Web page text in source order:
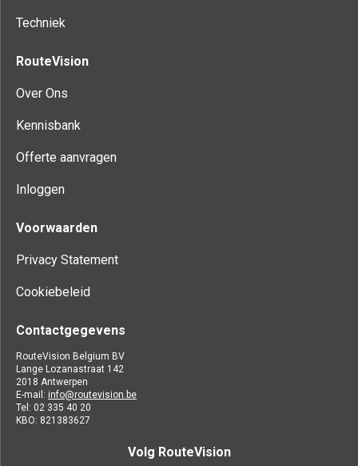
Techniek
RouteVision
Over Ons
Kennisbank
Offerte aanvragen
Inloggen
Voorwaarden
Privacy Statement
Cookiebeleid
Contactgegevens
RouteVision Belgium BV
Lange Lozanastraat 142
2018 Antwerpen
E-mail: info@routevision.be
Tel: 02 335 40 20
KBO: 821383627
Volg RouteVision